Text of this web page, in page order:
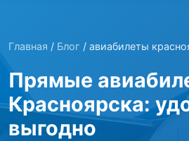
Главная / Блог / авиабилеты
Прямые
Красноярска:
выгодно